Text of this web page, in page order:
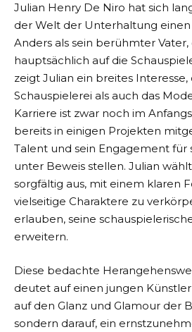
Julian Henry De Niro hat sich
der Welt der Unterhaltung
Anders als sein berühmter Vater,
hauptsächlich auf die
zeigt Julian ein breites Interesse,
Schauspielerei als auch das
Karriere ist zwar noch im
bereits in einigen Projekten
Talent und sein Engagement für
unter Beweis stellen. Julian
sorgfältig aus, mit einem klaren
vielseitige Charaktere zu
erlauben, seine
erweitern.
Diese bedachte
deutet auf einen jungen
auf den Glanz und Glamour der
sondern darauf, ein